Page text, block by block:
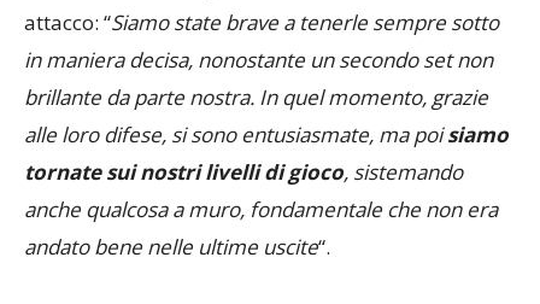
attacco: “Siamo state brave a tenerle sempre sotto
in maniera decisa, nonostante un secondo set non
brillante da parte nostra. In quel momento, grazie
alle loro difese, si sono entusiasmate, ma poisiamo
tornate sui nostri livelli di gioco, sistemando
anche qualcosa a muro, fondamentale che non era
andato bene nelle ultime uscite“.